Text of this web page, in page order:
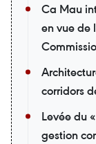
Ca Mau
en vue de
corridors
Levée du
gestion